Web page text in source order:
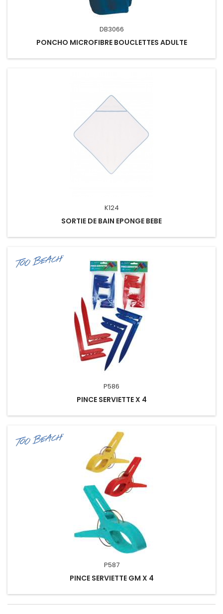
DB3066
PONCHO MICROFIBRE BOUCLETTES ADULTE
K124
SORTIE DE BAIN EPONGE BEBE
P586
PINCE SERVIETTE X 4
P587
PINCE SERVIETTE GM X 4